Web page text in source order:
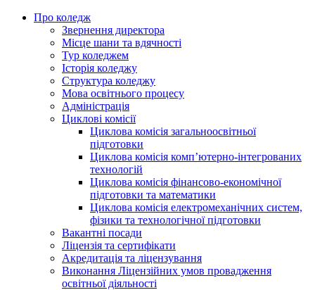
Про коледж
Звернення директора
Місце шани та вдячності
Тур коледжем
Історія коледжу
Структура коледжу
Мова освітнього процесу
Адміністрація
Циклові комісії
Циклова комісія загальноосвітньої
підготовки
Циклова комісія комп’ютерно-інтегрованих
технологій
Циклова комісія фінансово-економічної
підготовки та математики
Циклова комісія електромеханічних систем,
фізики та технологічної підготовки
Вакантні посади
Ліцензія та сертифікати
Акредитація та ліцензування
Виконання Ліцензійних умов провадження
освітньої діяльності